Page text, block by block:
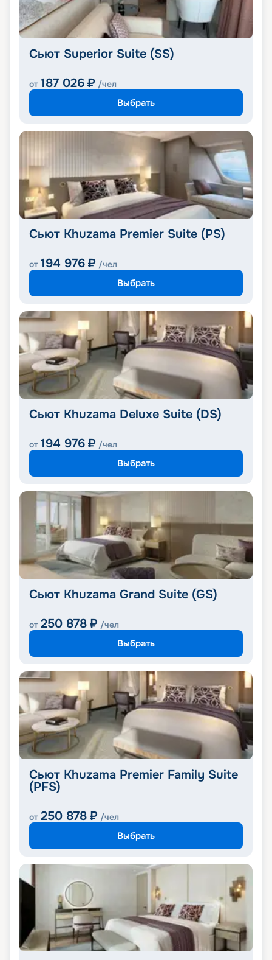
Сьют Superior Suite (SS)
от 187 026 ₽ /чел
Выбрать
Сьют Khuzama Premier Suite (PS)
от 194 976 ₽ /чел
Выбрать
Сьют Khuzama Deluxe Suite (DS)
от 194 976 ₽ /чел
Выбрать
Сьют Khuzama Grand Suite (GS)
от 250 878 ₽ /чел
Выбрать
Сьют Khuzama Premier Family Suite
(PFS)
от 250 878 ₽ /чел
Выбрать